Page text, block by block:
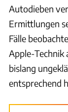
Autodieben
Ermittlungen
Fälle
Apple-Technik
bislang
entsprechend